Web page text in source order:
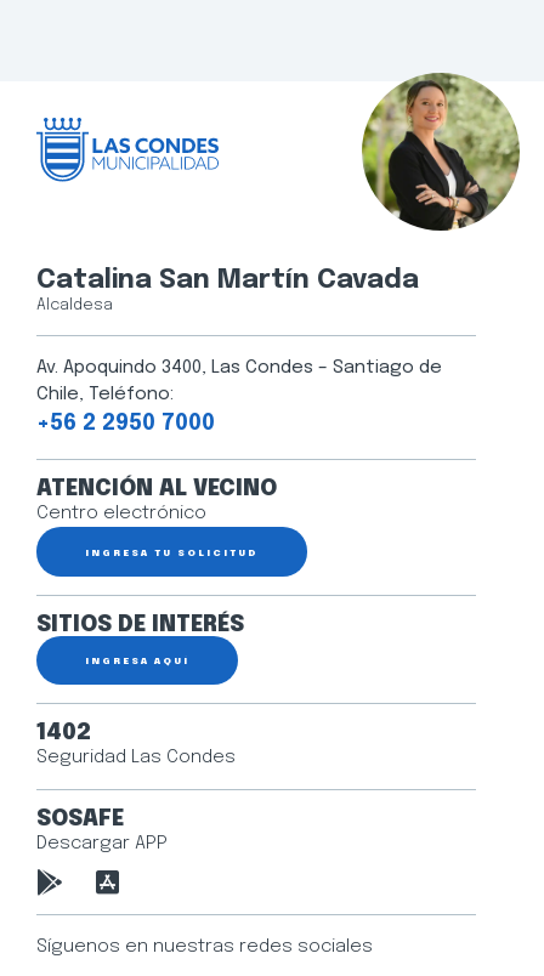
Catalina San Martín Cavada
Alcaldesa
Av. Apoquindo 3400, Las Condes – Santiago de
Chile, Teléfono:
+56 2 2950 7000
ATENCIÓN AL VECINO
Centro electrónico
INGRESA TU SOLICITUD
SITIOS DE INTERÉS
INGRESA AQUÍ
1402
Seguridad Las Condes
SOSAFE
Descargar APP
Síguenos en nuestras redes sociales